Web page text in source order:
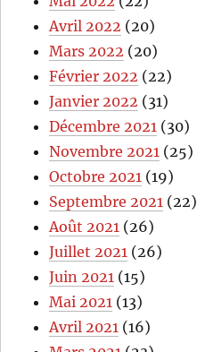
Avril 2022 (20)
Mars 2022 (20)
Février 2022 (22)
Janvier 2022 (31)
Décembre 2021 (30)
Novembre 2021 (25)
Octobre 2021 (19)
Septembre 2021 (22)
Août 2021 (26)
Juillet 2021 (26)
Juin 2021 (15)
Mai 2021 (13)
Avril 2021 (16)